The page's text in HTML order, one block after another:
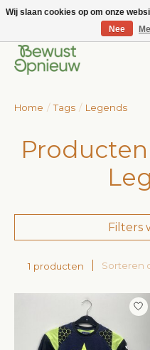
Wij bieden het grootste aanbod in
Home / Tags / Legends
Filters
1 producten Sorteren
Wij slaan cookies op om onze
Nee